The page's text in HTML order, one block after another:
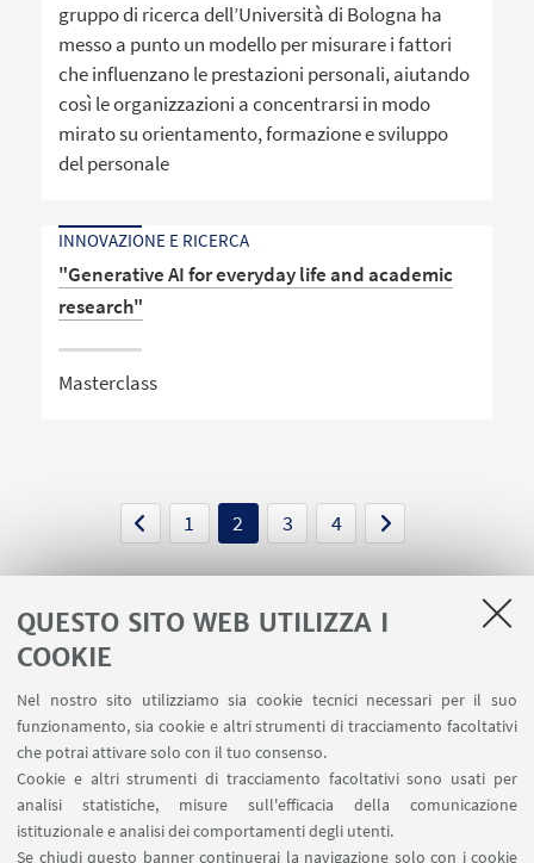
QUESTO SITO WEB UTILIZZA I
COOKIE
Nel nostro sito utilizziamo sia cookie tecnici necessari per il suo
funzionamento, sia cookie e altri strumenti di tracciamento facoltativi
che potrai attivare solo con il tuo consenso.
Cookie e altri strumenti di tracciamento facoltativi sono usati per
analisi statistiche, misure sull'efficacia della comunicazione
istituzionale e analisi dei comportamenti degli utenti.
Se chiudi questo banner continuerai la navigazione solo con i cookie
gruppo di ricerca dell’Università di Bologna ha
messo a punto un modello per misurare i fattori
che influenzano le prestazioni personali, aiutando
così le organizzazioni a concentrarsi in modo
mirato su orientamento, formazione e sviluppo
del personale
INNOVAZIONE E RICERCA
"Generative AI for everyday life and academic
research"
Masterclass
1 2 3 4
Area riservata
Contatti
SEGUI IL DIPARTIMENTO SU: